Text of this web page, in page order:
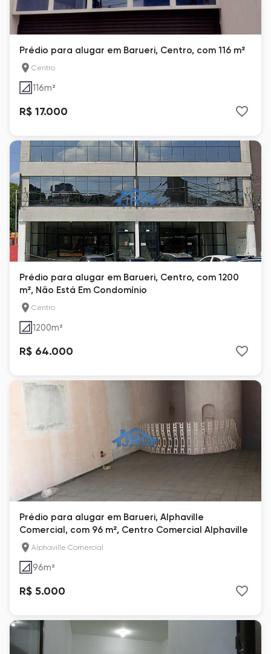
Prédio para alugar em Barueri, Centro, com 116 m²
Centro
116m²
R$ 17.000
Prédio para alugar em Barueri, Centro, com 1200
m², Não Está Em Condomínio
Centro
1200m²
R$ 64.000
Prédio para alugar em Barueri, Alphaville
Comercial, com 96 m², Centro Comercial Alphaville
Alphaville Comercial
96m²
R$ 5.000